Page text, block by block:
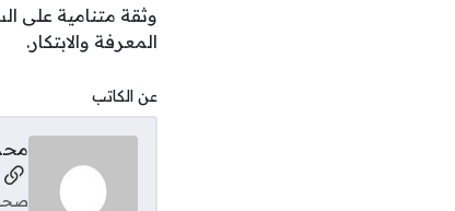
وثقة متنامية على
المعرفة والابتكار.
عن الكاتب